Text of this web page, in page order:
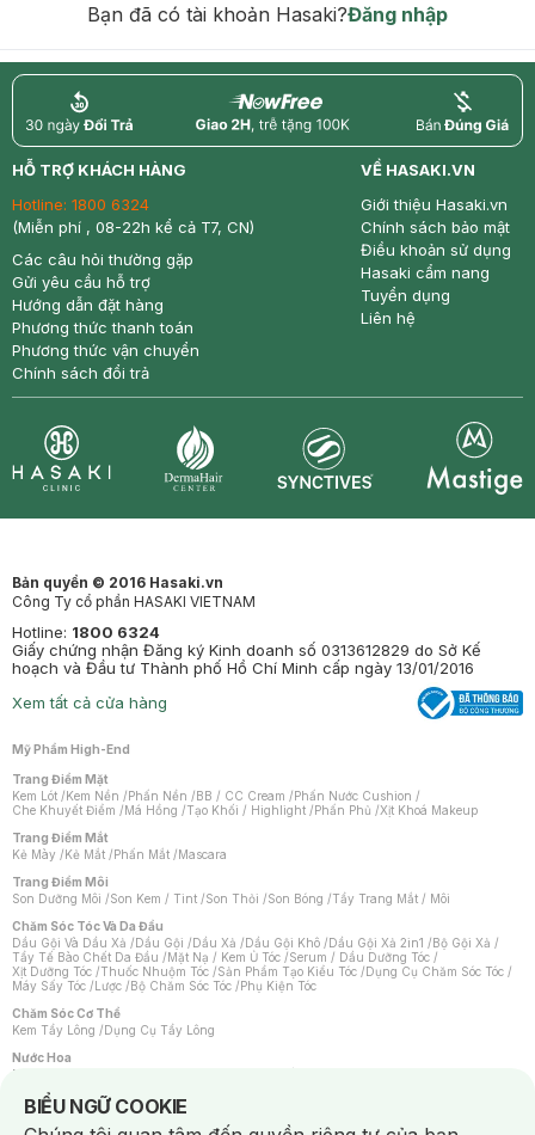
Bạn đã có tài khoản Hasaki?Đăng nhập
return nowfree price
HỖ TRỢ KHÁCH HÀNG
Hotline: 1800 6324
(Miễn phí , 08-22h kể cả T7, CN)
Các câu hỏi thường gặp
Gửi yêu cầu hỗ trợ
Hướng dẫn đặt hàng
Phương thức thanh toán
Phương thức vận chuyển
Chính sách đổi trả
VỀ HASAKI.VN
Giới thiệu Hasaki.vn
Chính sách bảo mật
Điều khoản sử dụng
Hasaki cẩm nang
Tuyển dụng
Liên hệ
Bản quyền © 2016 Hasaki.vn
Công Ty cổ phần HASAKI VIETNAM
Hotline: 1800 6324
Giấy chứng nhận Đăng ký Kinh doanh số 0313612829 do Sở Kế
hoạch và Đầu tư Thành phố Hồ Chí Minh cấp ngày 13/01/2016
Xem tất cả cửa hàng
Mỹ Phẩm High-End
Trang Điểm Mặt
Kem Lót /Kem Nền /Phấn Nền /BB / CC Cream /Phấn Nước Cushion /
Che Khuyết Điểm /Má Hồng /Tạo Khối / Highlight /Phấn Phủ /Xịt Khoá Makeup
Trang Điểm Mắt
Kẻ Mày /Kẻ Mắt /Phấn Mắt /Mascara
Trang Điểm Môi
Son Dưỡng Môi /Son Kem / Tint /Son Thỏi /Son Bóng /Tẩy Trang Mắt / Môi
Chăm Sóc Tóc Và Da Đầu
Dầu Gội Và Dầu Xả /Dầu Gội /Dầu Xả /Dầu Gội Khô /Dầu Gội Xả 2in1 /Bộ Gội Xả /
Tẩy Tế Bào Chết Da Đầu /Mặt Nạ / Kem Ủ Tóc /Serum / Dầu Dưỡng Tóc /
Xịt Dưỡng Tóc /Thuốc Nhuộm Tóc /Sản Phẩm Tạo Kiểu Tóc /Dụng Cụ Chăm Sóc Tóc /
Máy Sấy Tóc /Lược /Bộ Chăm Sóc Tóc /Phụ Kiện Tóc
Chăm Sóc Cơ Thể
Kem Tẩy Lông /Dụng Cụ Tẩy Lông
Nước Hoa
Nước Hoa Nữ
Chăm Sóc Cá Nhân
BIỂU NGỮ COOKIE
Notice about cookies usage